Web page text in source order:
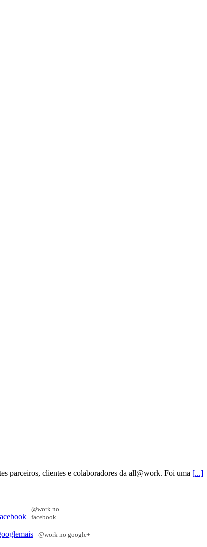
parceiros, clientes e colaboradores da all@work. Foi uma [...]
@work no
facebook
@work no google+